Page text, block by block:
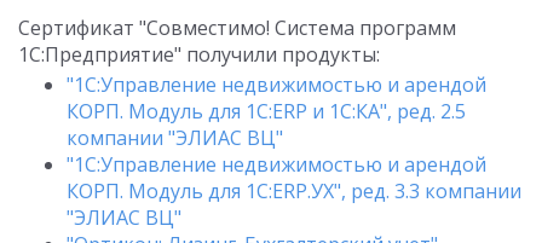
Сертификат "Совместимо! Система программ
1С:Предприятие" получили продукты:
"1С:Управление недвижимостью и арендой
КОРП. Модуль для 1С:ERP и 1С:КА", ред. 2.5
компании "ЭЛИАС ВЦ"
"1С:Управление недвижимостью и арендой
КОРП. Модуль для 1С:ERP.УХ", ред. 3.3 компании
"ЭЛИАС ВЦ"